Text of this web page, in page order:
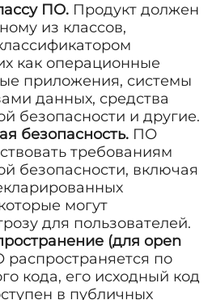
ПО. Продукт должен
из классов,
как операционные
приложения, системы
данных, средства
безопасности и другие.
безопасность. ПО
требованиям
безопасности, включая
могут
для пользователей.
(для open
распространяется по
кода, его исходный код
в публичных